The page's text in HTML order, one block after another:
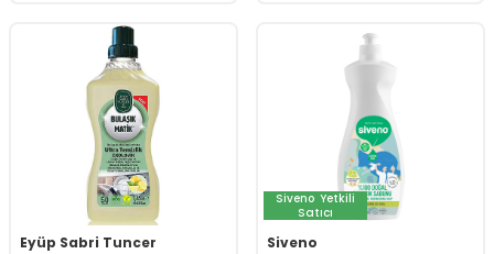
Eyüp Sabri Tuncer
Siveno Yetkili
Satıcı
Siveno